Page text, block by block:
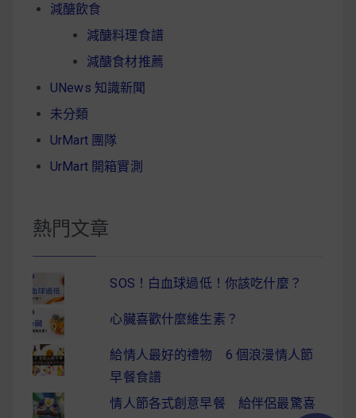
減醣飲食
減醣料理食譜
減醣食材推薦
UNews 知識新聞
未分類
UrMart 團隊
UrMart 開箱實測
熱門文章
SOS！白血球過低！你該吃什麼？
心臟喜歡什麼維生素？
給情人最好的禮物 6 個浪漫情人節
早餐食譜
情人節各式創意早餐 給伴侶最驚喜